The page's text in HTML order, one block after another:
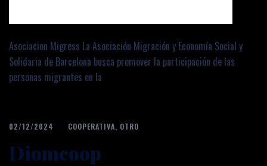
Asociacion Migress La Asociación Migración y Economía Social y
Solidaria de Barcelona busca promover la participación de las
personas migrantes en la
02/12/2024 COOPERATIVA, OTRO
Diomcoop